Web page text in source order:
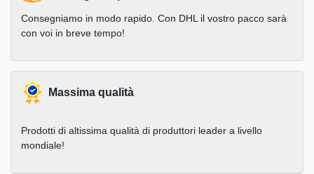
Consegniamo in modo rapido. Con DHL il vostro pacco sarà
con voi in breve tempo!
Massima qualità
Prodotti di altissima qualità di produttori leader a livello
mondiale!